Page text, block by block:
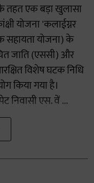
तहत एक बड़ा खुलासा
योजना 'कलाईग्नर
सहायता योजना) के
जाति (एससी) और
विशेष घटक निधि
किया गया है।
निवासी एस. वें ...